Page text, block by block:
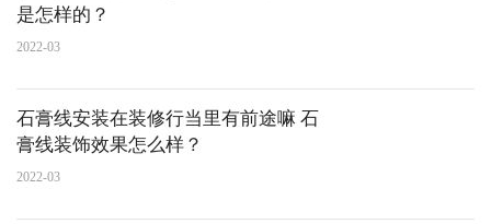
是怎样的？
2022-03
石膏线安装在装修行当里有前途嘛 石
膏线装饰效果怎么样？
2022-03